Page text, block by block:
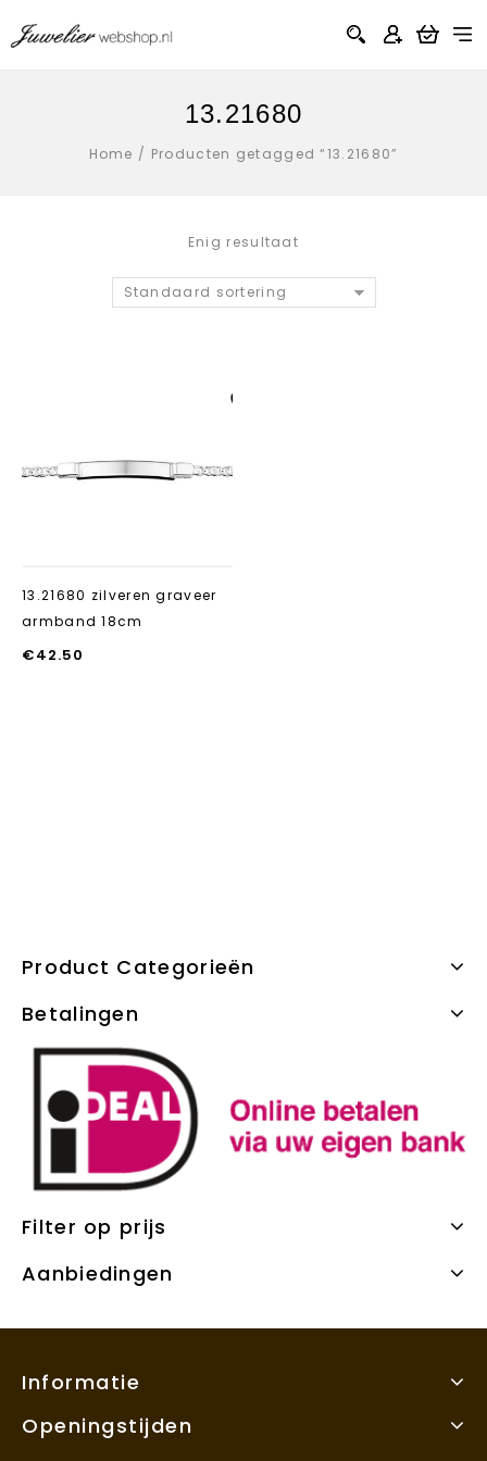
13.21680
Home / Producten getagged “13.21680”
Enig resultaat
Standaard sortering
13.21680 zilveren graveer
armband 18cm
€42.50
Product Categorieën
Betalingen
Filter op prijs
Aanbiedingen
Informatie
Openingstijden